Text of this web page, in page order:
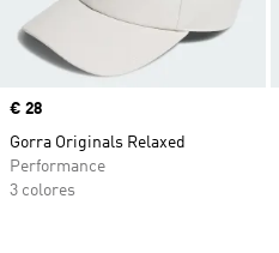
Precio
€ 28
Gorra Originals Relaxed
Performance
3 colores